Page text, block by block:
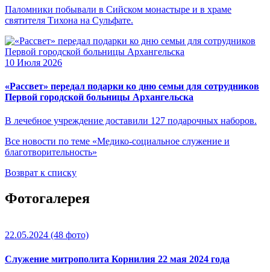
Паломники побывали в Сийском монастыре и в храме
святителя Тихона на Сульфате.
10 Июля 2026
«Рассвет» передал подарки ко дню семьи для сотрудников
Первой городской больницы Архангельска
В лечебное учреждение доставили 127 подарочных наборов.
Все новости по теме «Медико-социальное служение и
благотворительность»
Возврат к списку
Фотогалерея
22.05.2024 (48 фото)
Служение митрополита Корнилия 22 мая 2024 года